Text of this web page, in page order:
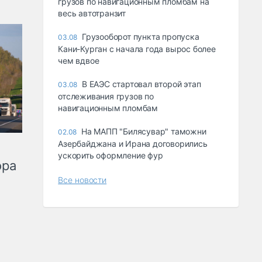
весь автотранзит
03.08 Грузооборот пункта пропуска
Кани-Курган с начала года вырос более
чем вдвое
03.08 В ЕАЭС стартовал второй этап
отслеживания грузов по
навигационным пломбам
02.08 На МАПП "Билясувар" таможни
Азербайджана и Ирана договорились
ускорить оформление фур
Все новости